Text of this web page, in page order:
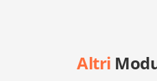
Altri